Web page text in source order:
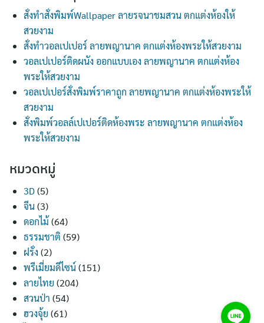
สั่งทำสั่งพิมพ์Wallpaper ลายรจนาชมสวน ตกแต่งห้องให้
สวยงาม
สั่งทำวอลเปเปอร์ ลายพญานาค ตกแต่งห้องพระให้สวยงาม
วอลเปเปอร์ติดผนัง ออกแบบเอง ลายพญานาค ตกแต่งห้อง
พระให้สวยงาม
วอลเปเปอร์สั่งพิมพ์ราคาถูก ลายพญานาค ตกแต่งห้องพระให้
สวยงาม
สั่งพิมพ์วอลล์เปเปอร์ติดห้องพระ ลายพญานาค ตกแต่งห้อง
พระให้สวยงาม
หมวดหมู่
3D(5)
จีน(3)
ดอกไม้ (64)
ธรรมชาติ (59)
ฝรั่ง (2)
พรีเมี่ยมดีไซน์(151)
ลายไทย (204)
สวนป่า (54)
ฮวงจุ้ย (61)